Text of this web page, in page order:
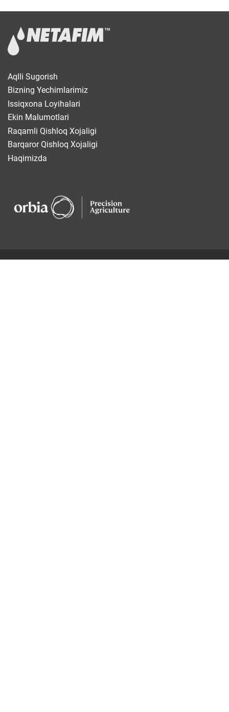
Aqlli Sugorish
Bizning Yechimlarimiz
Issiqxona Loyihalari
Ekin Malumotlari
Raqamli Qishloq Xojaligi
Barqaror Qishloq Xojaligi
Haqimizda